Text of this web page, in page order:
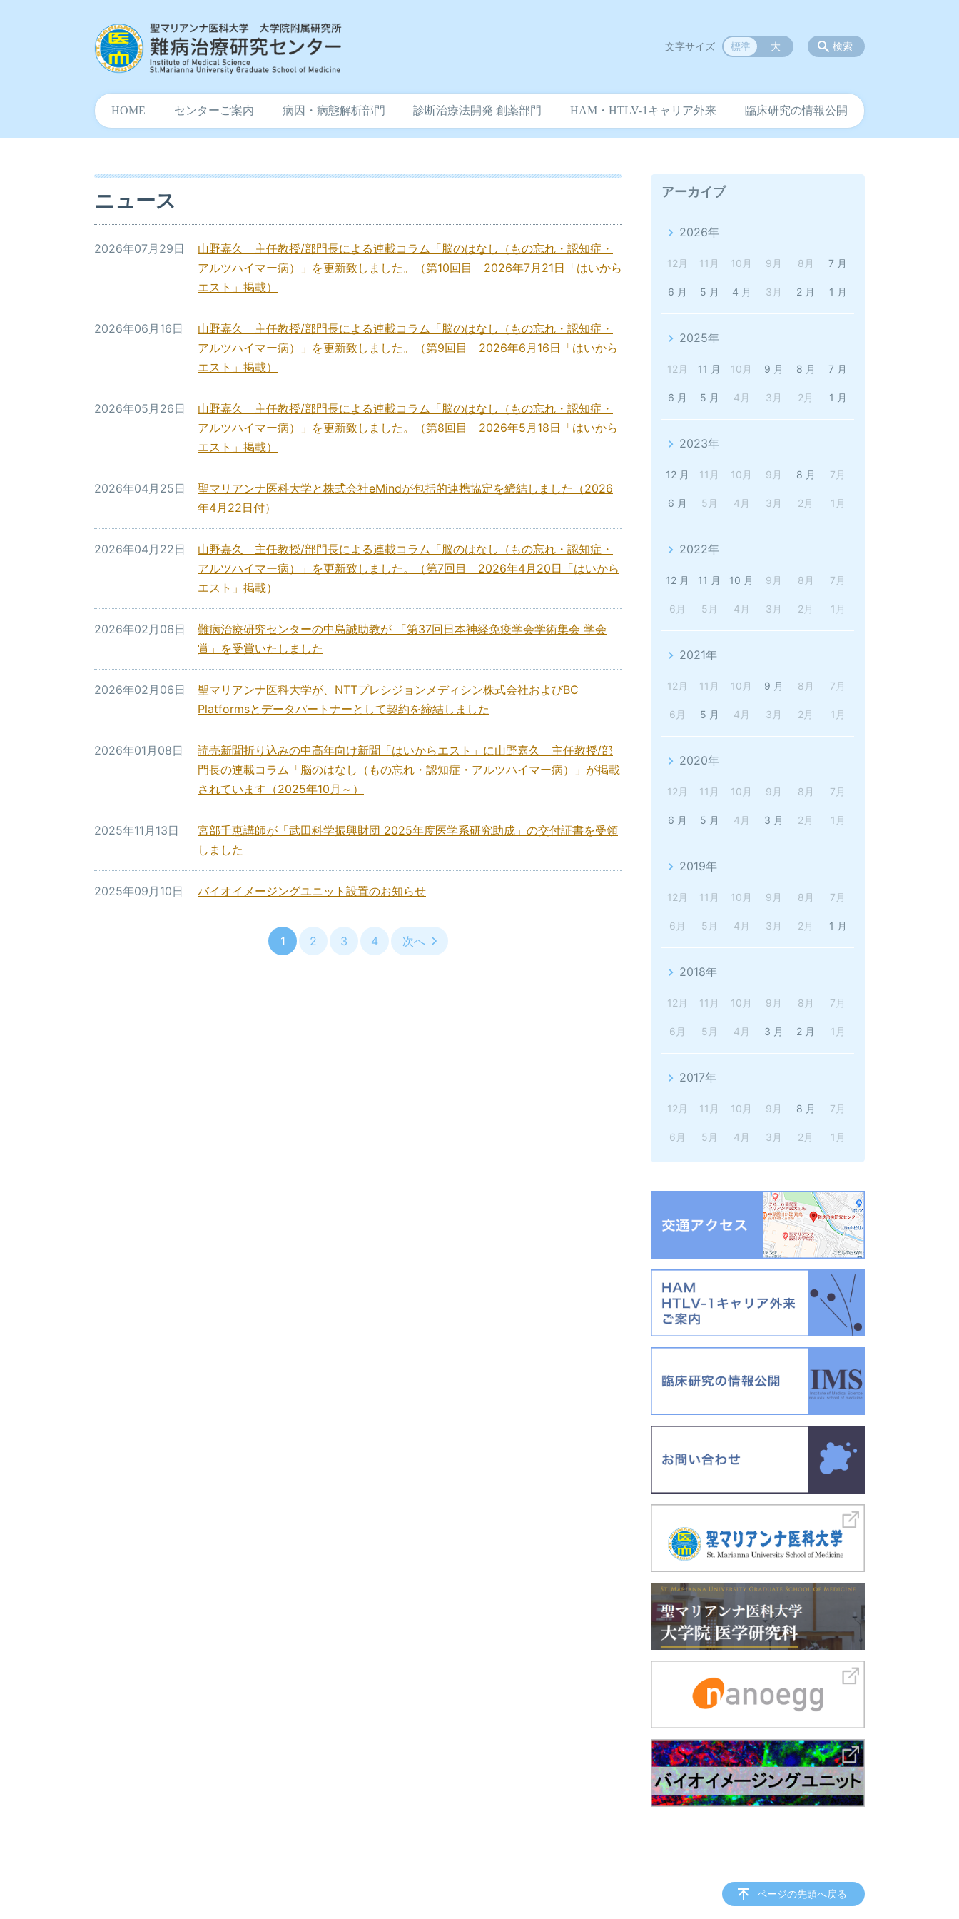
HOME センターご案内 病因・病態解析部門 診断治療法開発 創薬部門 HAM・HTLV-1キャリア外来 臨床研究の情報公開
検索
文字サイズ 標準 大
ニュース
山野嘉久 主任教授/部門長による連載コラム「脳のはなし（もの忘れ・認知症・
アルツハイマー病）」を更新致しました。（第10回目 2026年7月21日「はいから
エスト」掲載）
2026年07月29日
山野嘉久 主任教授/部門長による連載コラム「脳のはなし（もの忘れ・認知症・
アルツハイマー病）」を更新致しました。（第9回目 2026年6月16日「はいから
エスト」掲載）
2026年06月16日
山野嘉久 主任教授/部門長による連載コラム「脳のはなし（もの忘れ・認知症・
アルツハイマー病）」を更新致しました。（第8回目 2026年5月18日「はいから
エスト」掲載）
2026年05月26日
聖マリアンナ医科大学と株式会社eMindが包括的連携協定を締結しました（2026
年4月22日付）
2026年04月25日
山野嘉久 主任教授/部門長による連載コラム「脳のはなし（もの忘れ・認知症・
アルツハイマー病）」を更新致しました。（第7回目 2026年4月20日「はいから
エスト」掲載）
2026年04月22日
難病治療研究センターの中島誠助教が 「第37回日本神経免疫学会学術集会 学会
賞」を受賞いたしました
2026年02月06日
聖マリアンナ医科大学が、NTTプレシジョンメディシン株式会社およびBC
Platformsとデータパートナーとして契約を締結しました
2026年02月06日
読売新聞折り込みの中高年向け新聞「はいからエスト」に山野嘉久 主任教授/部
門長の連載コラム「脳のはなし（もの忘れ・認知症・アルツハイマー病）」が掲載
されています（2025年10月～）
2026年01月08日
宮部千恵講師が「武田科学振興財団 2025年度医学系研究助成」の交付証書を受領
しました
2025年11月13日
バイオイメージングユニット設置のお知らせ
2025年09月10日
1 2 3 4 次へ
アーカイブ
2026年
12月 11月 10月 9月 8月 7 月
6 月 5 月 4 月 3月 2 月 1 月
2025年
12月 11 月 10月 9 月 8 月 7 月
6 月 5 月 4月 3月 2月 1 月
2023年
12 月 11月 10月 9月 8 月 7月
6 月 5月 4月 3月 2月 1月
2022年
12 月 11 月 10 月 9月 8月 7月
6月 5月 4月 3月 2月 1月
2021年
12月 11月 10月 9 月 8月 7月
6月 5 月 4月 3月 2月 1月
2020年
12月 11月 10月 9月 8月 7月
6 月 5 月 4月 3 月 2月 1月
2019年
12月 11月 10月 9月 8月 7月
6月 5月 4月 3月 2月 1 月
2018年
12月 11月 10月 9月 8月 7月
6月 5月 4月 3 月 2 月 1月
2017年
12月 11月 10月 9月 8 月 7月
6月 5月 4月 3月 2月 1月
ページの先頭へ戻る